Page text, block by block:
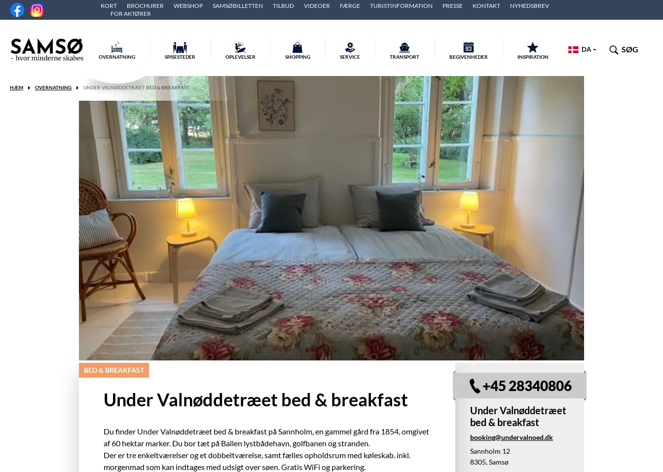
KORT BROCHURER WEBSHOP SAMSØBILLETTEN TILBUD VIDEOER FÆRGE TURISTINFORMATION PRESSE KONTAKT
NYHEDSBREV
FOR AKTØRER
DA SØG
OVERNATNING SPISESTEDER OPLEVELSER SHOPPING SERVICE TRANSPORT BEGIVENHEDER INSPIRATION
HJEM OVERNATNING UNDER VALNØDDETRÆET BED & BREAKFAST
+45 28340806
BED & BREAKFAST
Under Valnøddetræet bed & breakfast
Du finder Under Valnøddetræet bed & breakfast på Sannholm, en gammel gård fra 1854, omgivet
af 60 hektar marker. Du bor tæt på Ballen lystbådehavn, golfbanen og stranden.
Der er tre enkeltværelser og et dobbeltværelse, samt fælles opholdsrum med køleskab. inkl.
morgenmad som kan indtages med udsigt over søen. Gratis WiFi og parkering.
Under Valnøddetræet
bed & breakfast
booking@undervalnoed.dk
Sannholm 12
8305, Samsø